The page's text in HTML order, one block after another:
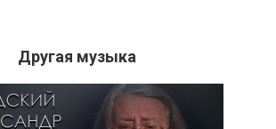
Другая музыка